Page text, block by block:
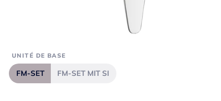
UNITÉ DE BASE
FM-SET FM-SET MIT SI